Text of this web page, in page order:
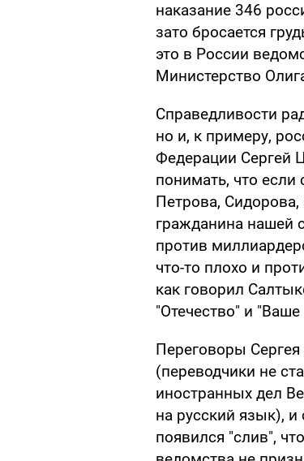
наказание 346
зато бросается
это в России
Министерство
Справедливости
но и, к примеру,
Федерации Сергей
понимать, что если
Петрова,
гражданина нашей
против
что-то плохо и
как говорил
"Отечество" и
Переговоры
(переводчики не
иностранных дел
на русский язык), и
появился "слив",